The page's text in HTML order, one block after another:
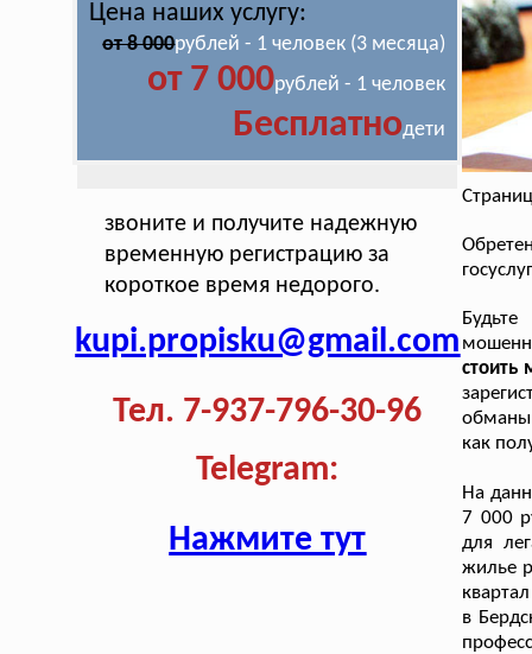
Цена наших услугу:
от 8 000рублей - 1 человек (3 месяца)
от 7 000рублей - 1 человек
Бесплатнодети
звоните и получите надежную
временную регистрацию за
короткое время недорого.
kupi.propisku@gmail.com
Тел. 7-937-796-30-96
Telegram:
Нажмите тут
стоить
как
На
7 000
для
жилье
в